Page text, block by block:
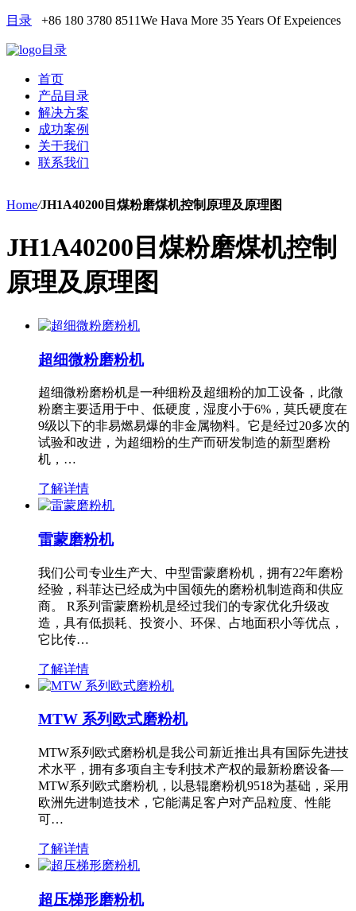
目录 +86 180 3780 8511We Hava More 35 Years Of Expeiences
目录
首页
产品目录
解决方案
成功案例
关于我们
联系我们
Home/JH1A40200目煤粉磨煤机控制原理及原理图
JH1A40200目煤粉磨煤机控制
原理及原理图
超细微粉磨粉机
超细微粉磨粉机是一种细粉及超细粉的加工设备，此微
粉磨主要适用于中、低硬度，湿度小于6%，莫氏硬度在
9级以下的非易燃易爆的非金属物料。它是经过20多次的
试验和改进，为超细粉的生产而研发制造的新型磨粉
机，…
了解详情
雷蒙磨粉机
我们公司专业生产大、中型雷蒙磨粉机，拥有22年磨粉
经验，科菲达已经成为中国领先的磨粉机制造商和供应
商。 R系列雷蒙磨粉机是经过我们的专家优化升级改
造，具有低损耗、投资小、环保、占地面积小等优点，
它比传…
了解详情
MTW 系列欧式磨粉机
MTW系列欧式磨粉机是我公司新近推出具有国际先进技
术水平，拥有多项自主专利技术产权的最新粉磨设备—
MTW系列欧式磨粉机，以悬辊磨粉机9518为基础，采用
欧洲先进制造技术，它能满足客户对产品粒度、性能
可…
了解详情
超压梯形磨粉机